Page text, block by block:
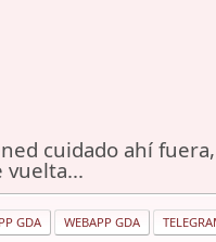
cuidado ahí
vuelta...
GDA WEBAPP GDA